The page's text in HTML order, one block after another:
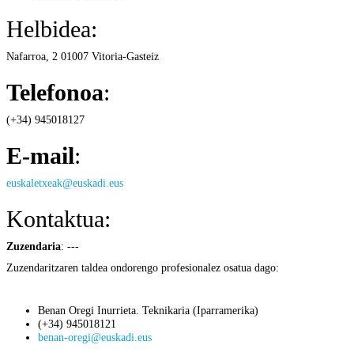
Helbidea:
Nafarroa, 2 01007 Vitoria-Gasteiz
Telefonoa:
(+34) 945018127
E-mail:
euskaletxeak@euskadi.eus
Kontaktua:
Zuzendaria: ---
Zuzendaritzaren taldea ondorengo profesionalez osatua dago:
Benan Oregi Inurrieta. Teknikaria (Iparramerika)
(+34) 945018121
benan-oregi@euskadi.eus